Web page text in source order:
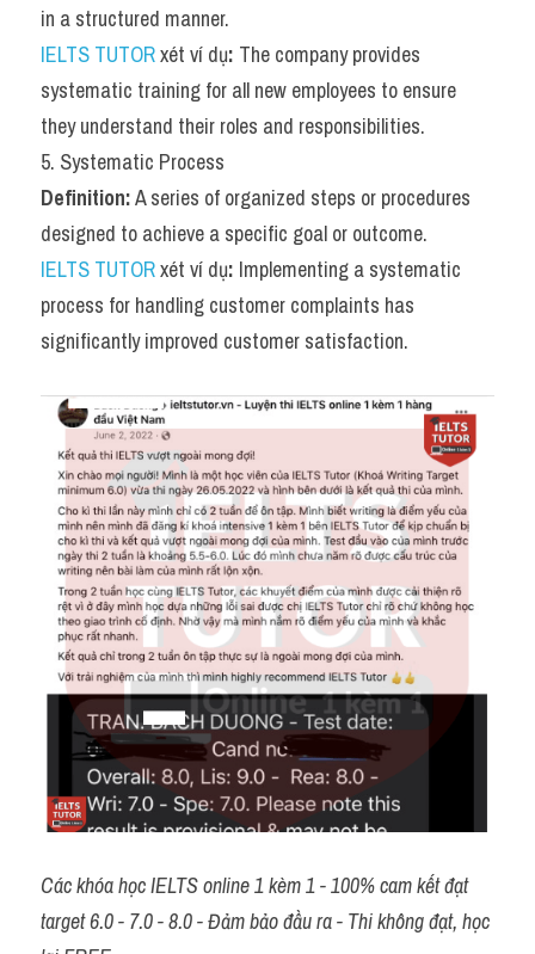
in a structured manner.
IELTS TUTOR xét ví dụ: The company provides
systematic training for all new employees to ensure
they understand their roles and responsibilities.
5. Systematic Process
Definition: A series of organized steps or procedures
designed to achieve a specific goal or outcome.
IELTS TUTOR xét ví dụ: Implementing a systematic
process for handling customer complaints has
significantly improved customer satisfaction.
Các khóa học IELTS online 1 kèm 1 - 100% cam kết đạt
target 6.0 - 7.0 - 8.0 - Đảm bảo đầu ra - Thi không đạt, học